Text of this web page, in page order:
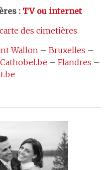
: TV ou internet
des cimetières
Wallon– Bruxelles –
Cathobel.be – Flandres –